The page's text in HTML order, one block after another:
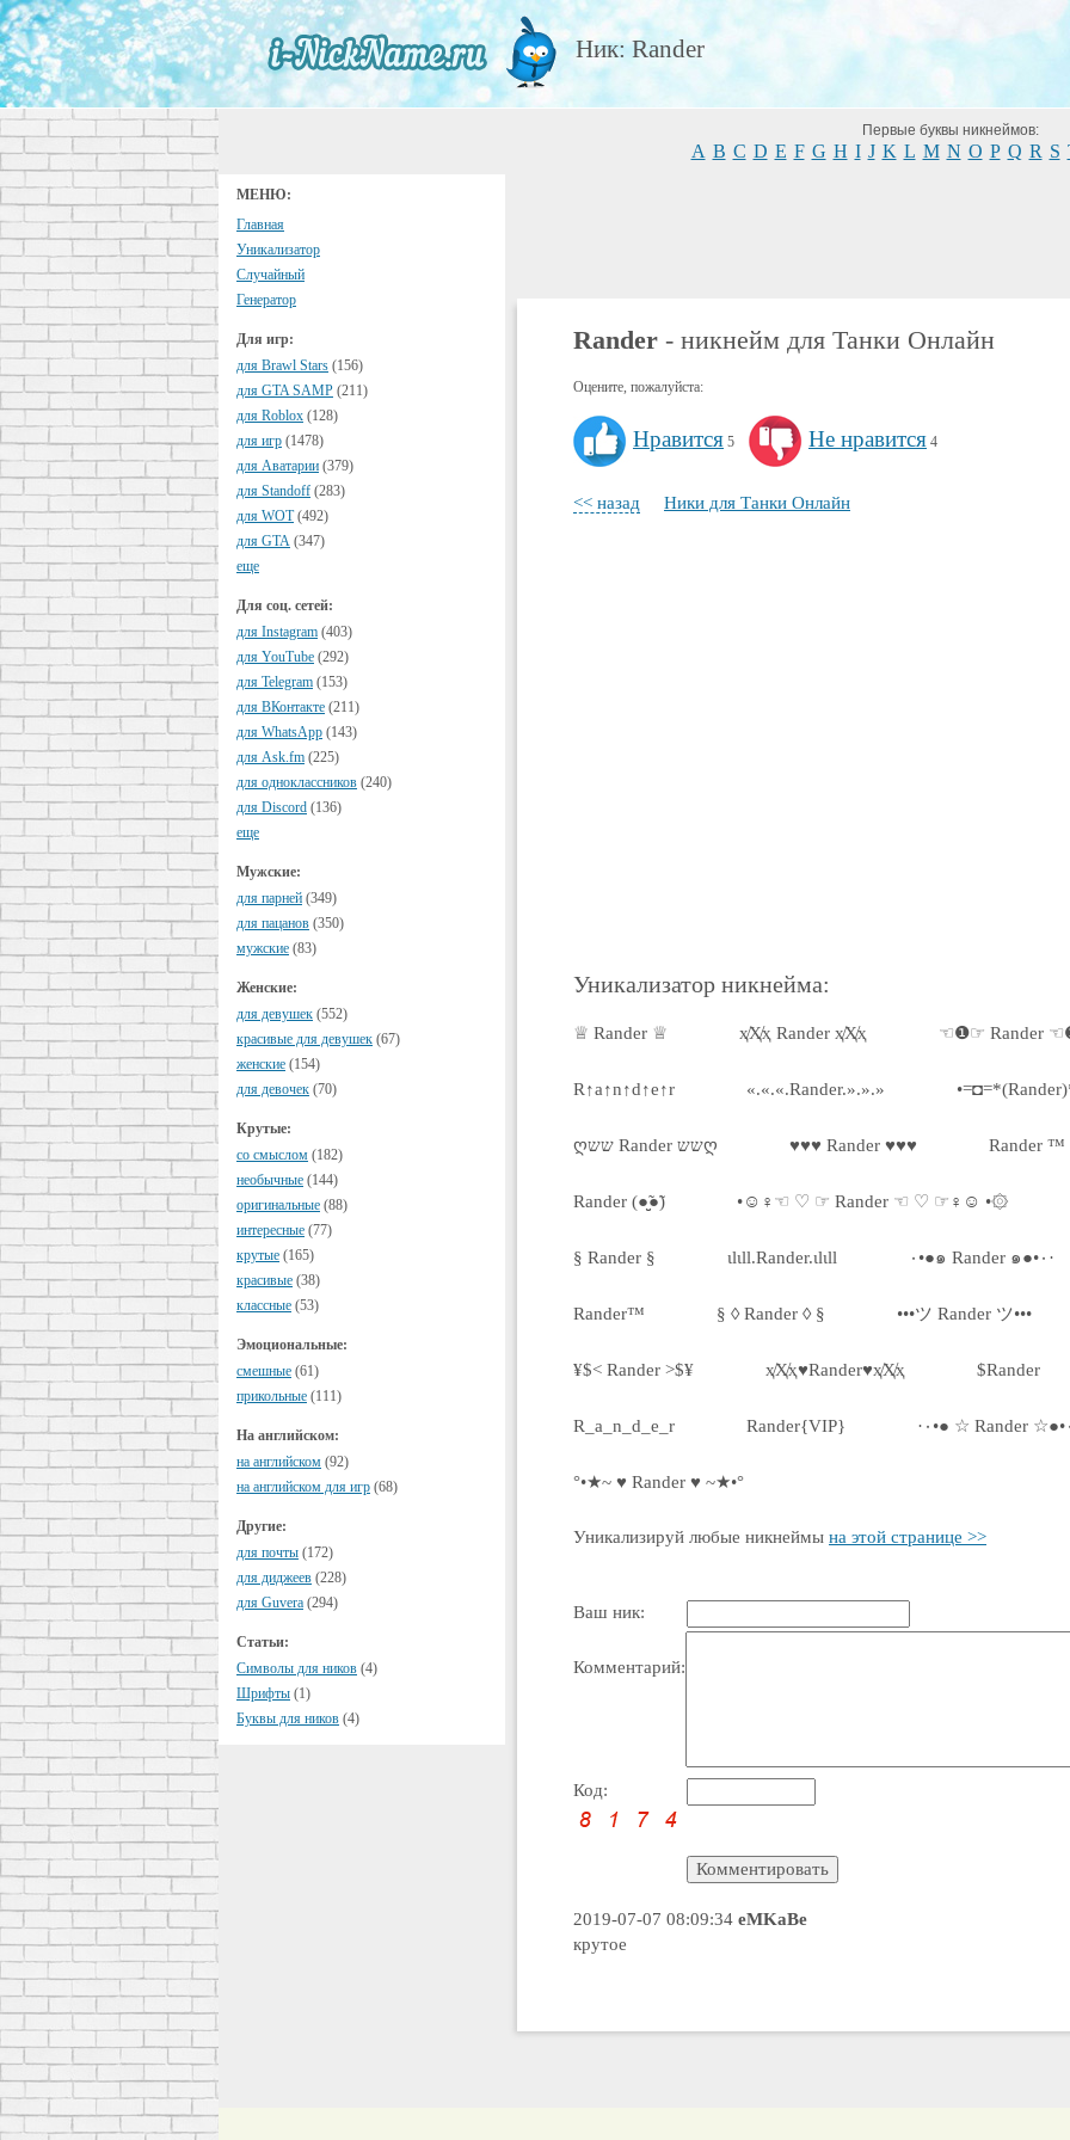
Ник: Rander
МЕНЮ:
Главная
Уникализатор
Случайный
Генератор
Для игр:
для Brawl Stars (156)
для GTA SAMP (211)
для Roblox (128)
для игр (1478)
для Аватарии (379)
для Standoff (283)
для WOT (492)
для GTA (347)
еще
Для соц. сетей:
для Instagram (403)
для YouTube (292)
для Telegram (153)
для ВКонтакте (211)
для WhatsApp (143)
для Ask.fm (225)
для одноклассников (240)
для Discord (136)
еще
Мужские:
для парней (349)
для пацанов (350)
мужские (83)
Женские:
для девушек (552)
красивые для девушек (67)
женские (154)
для девочек (70)
Крутые:
cо смыслом (182)
необычные (144)
оригинальные (88)
интересные (77)
крутые (165)
красивые (38)
классные (53)
Эмоциональные:
смешные (61)
прикольные (111)
На английском:
на английском (92)
на английском для игр (68)
Другие:
для почты (172)
для диджеев (228)
для Guvera (294)
Статьи:
Символы для ников (4)
Шрифты (1)
Буквы для ников (4)
Первые буквы никнеймов:
A B C D E F G H I J K L M N O P Q R S
Rander - никнейм для Танки Онлайн
Оцените, пожалуйста:
Нравится 5 Не нравится 4
<< назад Ники для Танки Онлайн
Уникализатор никнейма:
♕ Rander ♕ ҳ̸Ҳ̸ҳ Rander ҳ̸Ҳ̸ҳ ☜❶☞ Rander
R↑a↑n↑d↑e↑r «.«.«.Rander.».».»
ღשש Rander ששღ ♥♥♥ Rander ♥♥♥ Rander ™
Rander (●̮̮̃●̃) •☺♀☜ ♡ ☞ Rander ☜ ♡ ☞♀☺ •۞
§ Rander § ιlιll.Rander.ιlιll ٠•●๑ Rander ๑●•٠·
Rander™ § ◊ Rander ◊ § •••ツ Rander ツ•••
¥$< Rander >$¥ ҳ̸Ҳ̸ҳ♥Rander♥ҳ̸Ҳ̸ҳ $Rander
R_a_n_d_e_r Rander{VIP}
°•★~ ♥ Rander ♥ ~★•°
Уникализируй любые никнеймы на этой странице >>
Ваш ник:
Комментарий:
Код:
2019-07-07 08:09:34 eMKaBe
крутое